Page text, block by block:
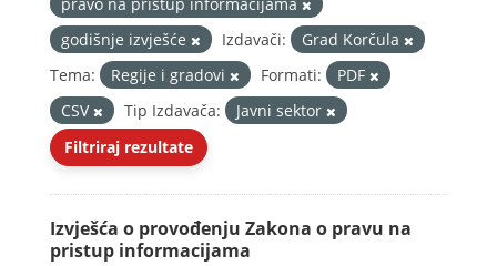
godišnje izvješće
Izdavači:
Grad Korčula
Tema:
Regije i gradovi Formati:
PDF
CSV
Tip Izdavača:
Javni sektor
Filtriraj rezultate
Izvješća o provođenju Zakona o pravu na
pristup informacijama